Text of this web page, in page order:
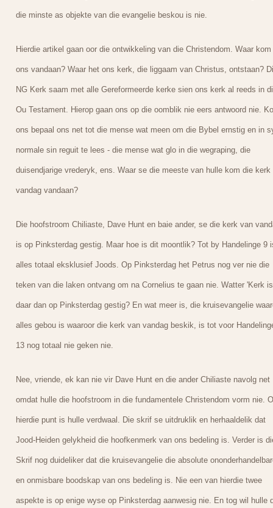
die minste as objekte van die evangelie beskou is nie.
Hierdie artikel gaan oor die ontwikkeling van die Christendom. Waar kom
ons vandaan? Waar het ons kerk, die liggaam van Christus, ontstaan?
NG Kerk saam met alle Gereformeerde kerke sien ons kerk al reeds in
Ou Testament. Hierop gaan ons op die oomblik nie eers antwoord nie.
ons bepaal ons net tot die mense wat meen om die Bybel ernstig en in
normale sin reguit te lees - die mense wat glo in die wegraping, die
duisendjarige vrederyk, ens. Waar se die meeste van hulle kom die kerk
vandag vandaan?
Die hoofstroom Chiliaste, Dave Hunt en baie ander, se die kerk van
is op Pinksterdag gestig. Maar hoe is dit moontlik? Tot by Handelinge 9
alles totaal eksklusief Joods. Op Pinksterdag het Petrus nog ver nie die
teken van die laken ontvang om na Cornelius te gaan nie. Watter 'Kerk is
daar dan op Pinksterdag gestig? En wat meer is, die kruisevangelie
alles gebou is waaroor die kerk van vandag beskik, is tot voor
13 nog totaal nie geken nie.
Nee, vriende, ek kan nie vir Dave Hunt en die ander Chiliaste navolg net
omdat hulle die hoofstroom in die fundamentele Christendom vorm nie.
hierdie punt is hulle verdwaal. Die skrif se uitdruklik en herhaaldelik dat
Jood-Heiden gelykheid die hoofkenmerk van ons bedeling is. Verder is
Skrif nog duideliker dat die kruisevangelie die absolute
en onmisbare boodskap van ons bedeling is. Nie een van hierdie twee
aspekte is op enige wyse op Pinksterdag aanwesig nie. En tog wil hulle